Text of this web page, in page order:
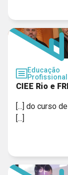
Educação
Profissional
CIEE Rio e
[...] do curso de
[...]